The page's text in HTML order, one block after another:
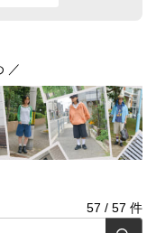
／
57 / 57 件